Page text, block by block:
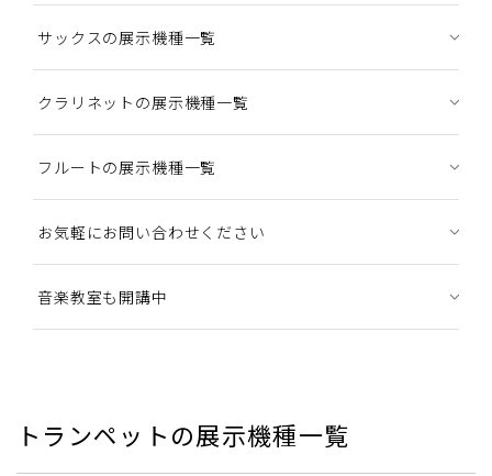
サックスの展示機種一覧
クラリネットの展示機種一覧
フルートの展示機種一覧
お気軽にお問い合わせください
音楽教室も開講中
トランペットの展示機種一覧